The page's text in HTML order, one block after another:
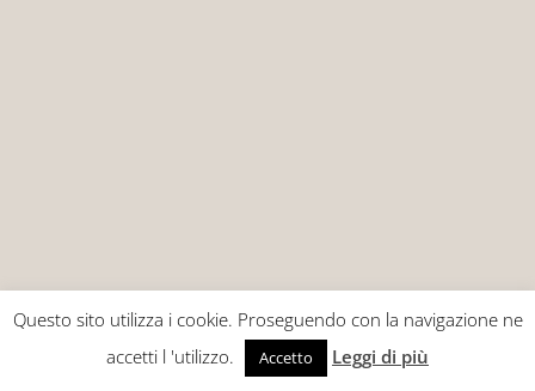
Questo sito utilizza i cookie. Proseguendo con la navigazione ne
accetti l 'utilizzo.
Accetto Leggi di più